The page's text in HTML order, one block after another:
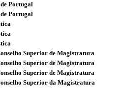
Portugal
Portugal
Superior de Magistratura
Superior de Magistratura
Superior de Magistratura
Superior da Magistratura